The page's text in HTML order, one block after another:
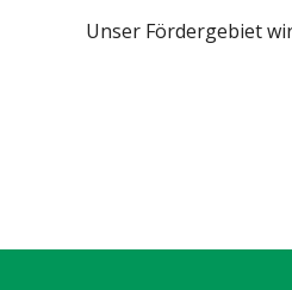
Unser Fördergebiet